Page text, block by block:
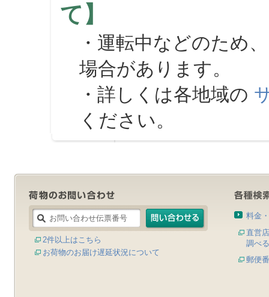
て】
・運転中などのため
場合があります。
・詳しくは各地域の
ください。
2件以上はこちら
お荷物のお届け遅延状況について
料金
直営
調べる
郵便